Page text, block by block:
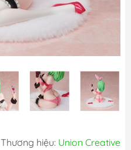
Thương hiệu: Union Creative